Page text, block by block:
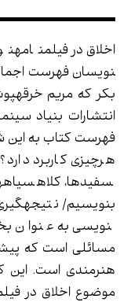
نویسان فهرست
بکر که مریم
انتشارات بنیاد
فهرست کتاب به
سفیدها،
نویسی به عنوان
مسائلی است که
هنرمندی است. این
موضوع اخلاق در